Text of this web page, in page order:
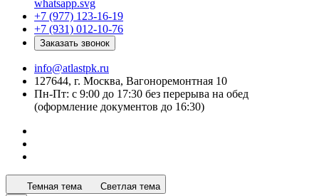
+7 (977) 123-16-19
+7 (931) 012-10-76
Заказать звонок
info@atlastpk.ru
127644, г. Москва, Вагоноремонтная 10
Пн-Пт: с 9:00 до 17:30 без перерыва на обед
(оформление документов до 16:30)
Темная тема Светлая тема